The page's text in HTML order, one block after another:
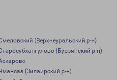
(Верхнеуральский р-н)
(Бурзянский р-н)
(Зилаирский р-н)